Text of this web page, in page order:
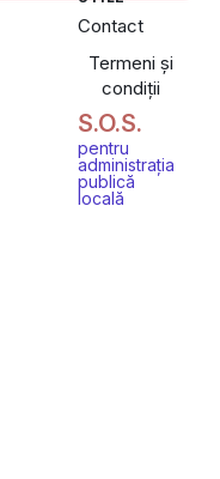
Contact
Termeni și
condiții
S.O.S.
pentru
administrația
publică
locală